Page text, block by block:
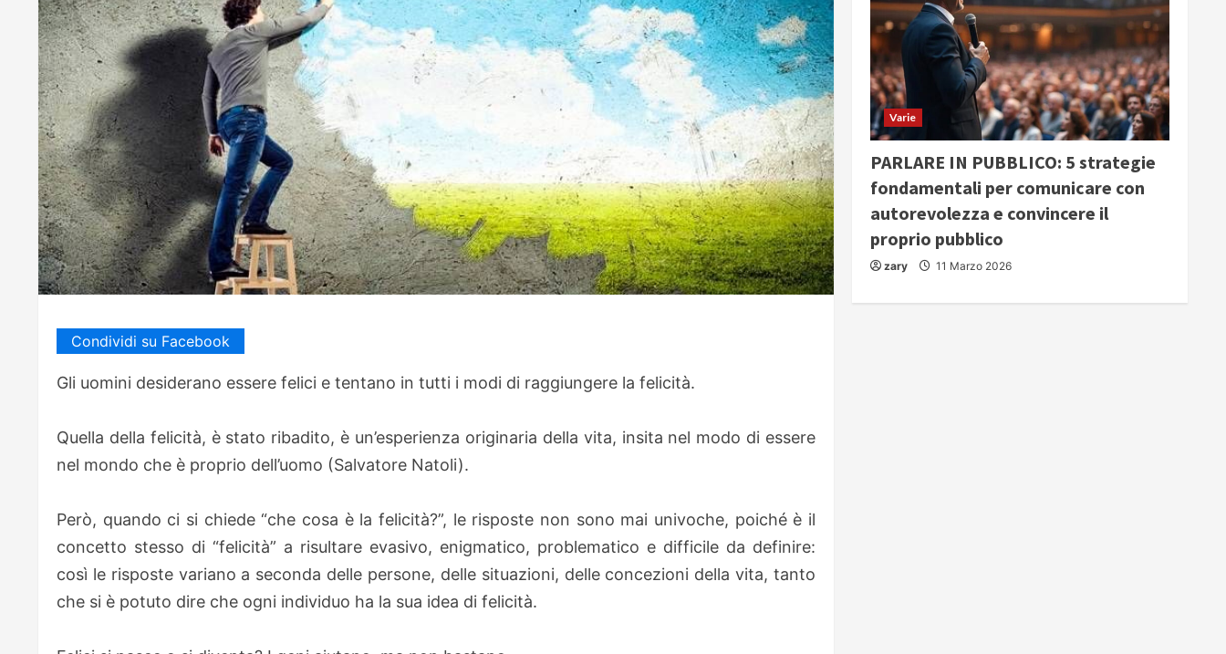
Condividi su Facebook
Gli uomini desiderano essere felici e tentano in tutti i modi di raggiungere la felicità.
Quella della felicità, è stato ribadito, è un’esperienza originaria della vita, insita nel modo di essere
nel mondo che è proprio dell’uomo (Salvatore Natoli).
Però, quando ci si chiede “che cosa è la felicità?”, le risposte non sono mai univoche, poiché è il
concetto stesso di “felicità” a risultare evasivo, enigmatico, problematico e difficile da definire:
così le risposte variano a seconda delle persone, delle situazioni, delle concezioni della vita, tanto
che si è potuto dire che ogni individuo ha la sua idea di felicità.
Varie
PARLARE IN PUBBLICO: 5 strategie
fondamentali per comunicare con
autorevolezza e convincere il
proprio pubblico
zary 11 Marzo 2026